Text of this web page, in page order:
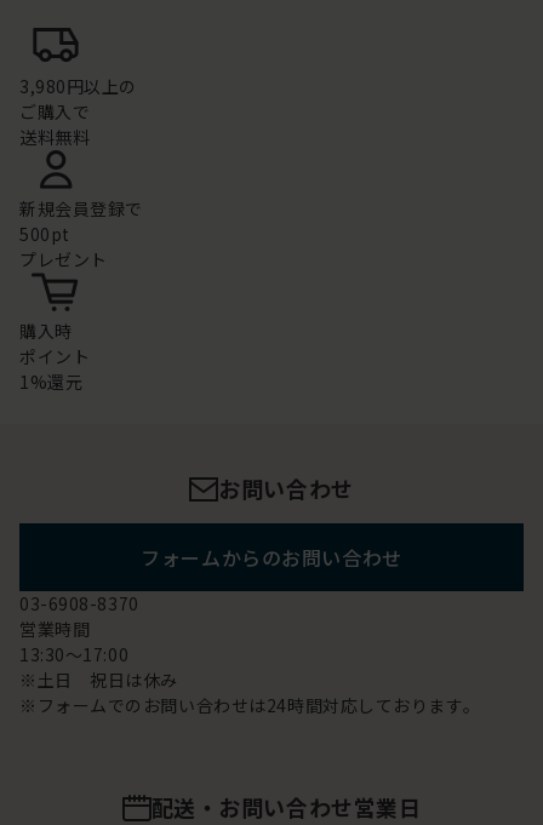
3,980円以上の
ご購入で
送料無料
新規会員登録で
500pt
プレゼント
購入時
ポイント
1%還元
お問い合わせ
フォームからのお問い合わせ
03-6908-8370
営業時間
13:30～17:00
※土日 祝日は休み
※フォームでのお問い合わせは24時間対応しております。
配送・お問い合わせ営業日